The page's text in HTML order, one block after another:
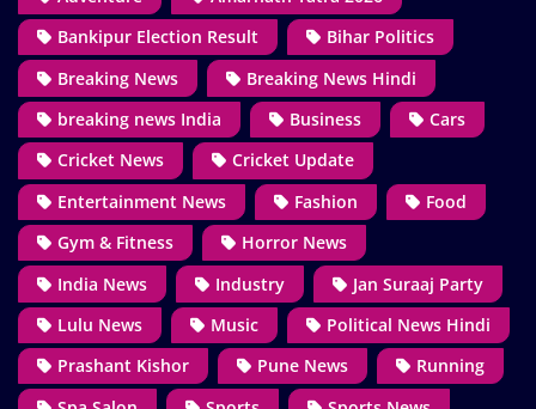
Bankipur Election Result
Bihar Politics
Breaking News
Breaking News Hindi
breaking news India
Business
Cars
Cricket News
Cricket Update
Entertainment News
Fashion
Food
Gym & Fitness
Horror News
India News
Industry
Jan Suraaj Party
Lulu News
Music
Political News Hindi
Prashant Kishor
Pune News
Running